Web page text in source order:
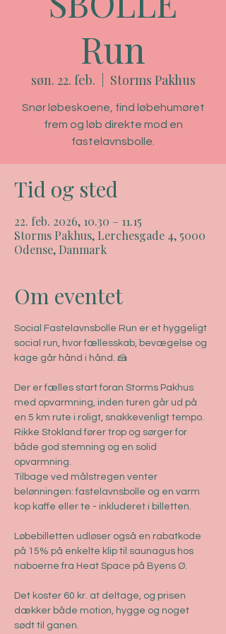
Run
søn. 22. feb. Storms Pakhus
Snør løbeskoene, find løbehumøret
frem og løb direkte mod en
fastelavnsbolle.
Tid og sted
22. feb. 2026, 10.30 – 11.15
Storms Pakhus, Lerchesgade 4, 5000
Odense, Danmark
Om eventet
Social Fastelavnsbolle Run er et hyggeligt
social run, hvor fællesskab, bevægelse og
kage går hånd i hånd. 🍰
Der er fælles start foran Storms Pakhus
med opvarmning, inden turen går ud på
en 5 km rute i roligt, snakkevenligt tempo.
Rikke Stokland fører trop og sørger for
både god stemning og en solid
opvarmning.
Tilbage ved målstregen venter
belønningen: fastelavnsbolle og en varm
kop kaffe eller te - inkluderet i billetten.
Løbebilletten udløser også en rabatkode
på 15% på enkelte klip til saunagus hos
naboerne fra Heat Space på Byens Ø.
Det koster 60 kr. at deltage, og prisen
dækker både motion, hygge og noget
sødt til ganen.